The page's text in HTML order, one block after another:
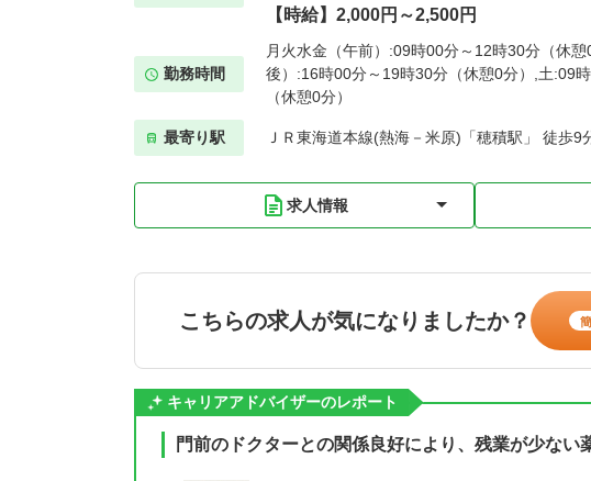
【時給】2,000円～2,500円
勤務時間
月火水金（午前）:09時00分～12時30分（休
後）:16時00分～19時30分（休憩0分）,土:09
（休憩0分）
最寄り駅 ＪＲ東海道本線(熱海－米原)「穂積駅」 徒歩9
求人情報
こちらの求人が気になりましたか？
キャリアアドバイザーのレポート
門前のドクターとの関係良好により、残業が少ない